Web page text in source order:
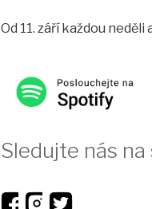
Od 11. září každou
Sledujte nás